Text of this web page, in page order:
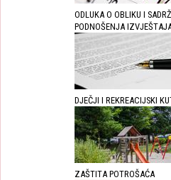
ODLUKA O OBLIKU I
PODNOŠENJA
DJEČJI I REKREACIJSKI
ZAŠTITA POTROŠAĆA